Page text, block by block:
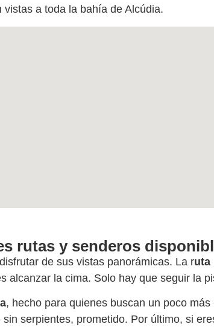
a toda la bahía de Alcúdia.
rutas y senderos
de sus vistas panorámicas. La ruta
alcanzar la cima. Solo hay que seguir la
, hecho para quienes buscan un poco
serpientes, prometido. Por último, si